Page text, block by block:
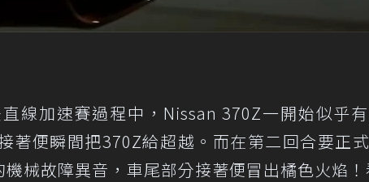
線加速賽過程中，Nissan 370Z一開始似乎
著便瞬間把370Z給超越。而在第二回合要正式
械故障異音，車尾部分接著便冒出橘色火焰